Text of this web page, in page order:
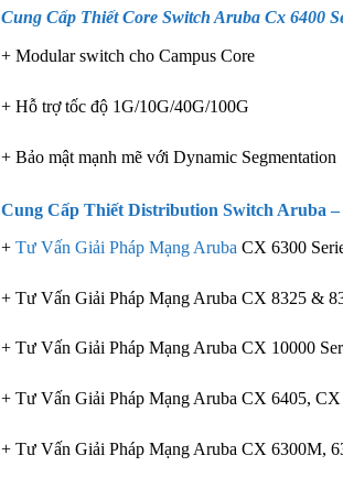
Cung Cấp Thiết Core Switch Aruba Cx 6400
+ Modular switch cho Campus Core
+ Hỗ trợ tốc độ 1G/10G/40G/100G
+ Bảo mật mạnh mẽ với Dynamic Segmentation
Cung Cấp Thiết Distribution Switch Aruba
+ Tư Vấn Giải Pháp Mạng Aruba CX 6300
+ Tư Vấn Giải Pháp Mạng Aruba CX 8325 &
+ Tư Vấn Giải Pháp Mạng Aruba CX 10000
+ Tư Vấn Giải Pháp Mạng Aruba CX 6405,
+ Tư Vấn Giải Pháp Mạng Aruba CX 6300M,